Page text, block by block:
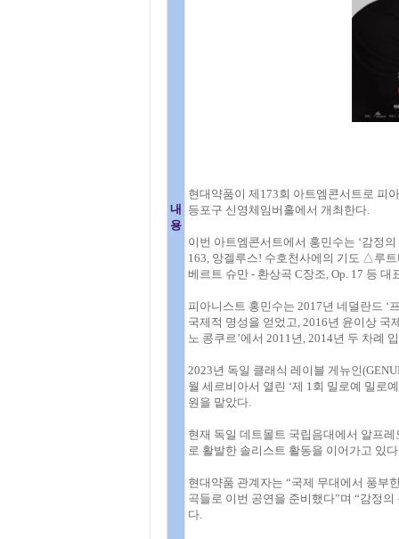
내
용
현대약품이 제173회 아트엠콘서트로 피
등포구 신영체임버홀에서 개최한다.
이번 아트엠콘서트에서 홍민수는 ‘감정
163, 앙겔루스! 수호천사에의 기도 △루
베르트 슈만 - 환상곡 C장조, Op. 17 등
피아니스트 홍민수는 2017년 네덜란드 ‘
국제적 명성을 얻었고, 2016년 윤이상 국
노 콩쿠르’에서 2011년, 2014년 두 차례
2023년 독일 클래식 레이블 게뉴인
월 세르비아서 열린 ‘제 1회 밀로예 밀로
원을 맡았다.
현재 독일 데트몰트 국립음대에서 알프
로 활발한 솔리스트 활동을 이어가고 있
현대약품 관계자는 “국제 무대에서 풍부
곡들로 이번 공연을 준비했다”며 “감정
다.